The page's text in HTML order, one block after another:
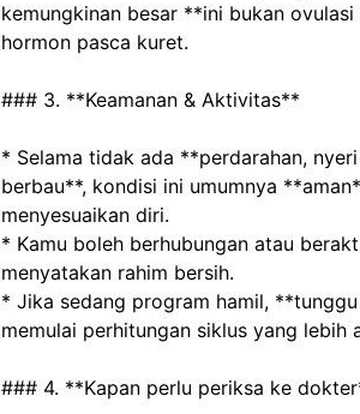
kemungkinan besar **ini bukan
hormon pasca kuret.
### 3. **Keamanan & Aktivitas**
* Selama tidak ada **perdarahan,
berbau**, kondisi ini umumnya
menyesuaikan diri.
* Kamu boleh berhubungan atau
menyatakan rahim bersih.
* Jika sedang program hamil,
memulai perhitungan siklus yang lebih
### 4. **Kapan perlu periksa ke